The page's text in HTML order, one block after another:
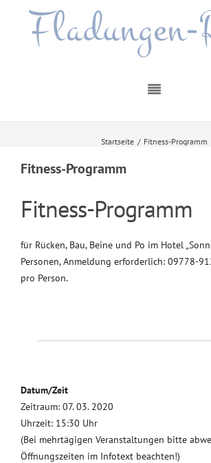
Startseite / Fitness-Programm
Fitness-Programm
Fitness-Programm
für Rücken, Bau, Beine und Po im Hotel
Personen, Anmeldung erforderlich: 09778-
pro Person.
Datum/Zeit
Zeitraum: 07. 03. 2020
Uhrzeit: 15:30 Uhr
(Bei mehrtägigen Veranstaltungen bitte
Öffnungszeiten im Infotext beachten!)